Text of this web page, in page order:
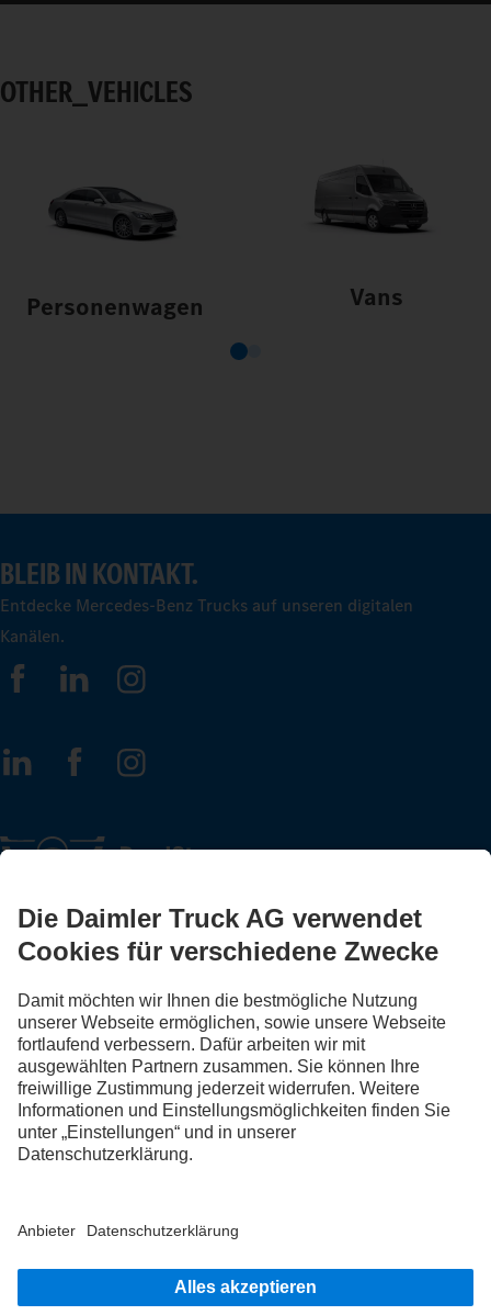
OTHER_VEHICLES
Personenwagen Vans
BLEIB IN KONTAKT.
Entdecke Mercedes-Benz Trucks auf unseren digitalen
Kanälen.
FOLLOW THE ROADSTARS.
Tausche jetzt Erfahrungen mit anderen Truckerinnen und
Steig ein
Rechtliche Hinweise
Datenschutz Schweiz